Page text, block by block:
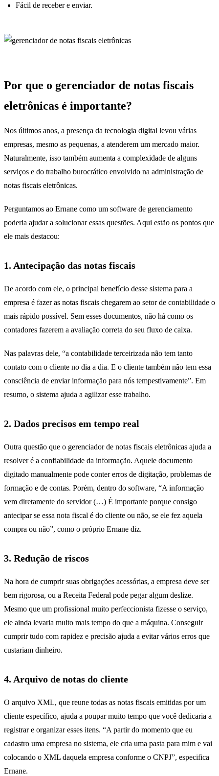
Fácil de receber e enviar.
Por que o gerenciador de notas fiscais
eletrônicas é importante?
Nos últimos anos, a presença da tecnologia digital levou várias
empresas, mesmo as pequenas, a atenderem um mercado maior.
Naturalmente, isso também aumenta a complexidade de alguns
serviços e do trabalho burocrático envolvido na administração de
notas fiscais eletrônicas.
Perguntamos ao Ernane como um software de gerenciamento
poderia ajudar a solucionar essas questões. Aqui estão os pontos que
ele mais destacou:
1. Antecipação das notas fiscais
De acordo com ele, o principal benefício desse sistema para a
empresa é fazer as notas fiscais chegarem ao setor de contabilidade o
mais rápido possível. Sem esses documentos, não há como os
contadores fazerem a avaliação correta do seu fluxo de caixa.
Nas palavras dele, “a contabilidade terceirizada não tem tanto
contato com o cliente no dia a dia. E o cliente também não tem essa
consciência de enviar informação para nós tempestivamente”. Em
resumo, o sistema ajuda a agilizar esse trabalho.
2. Dados precisos em tempo real
Outra questão que o gerenciador de notas fiscais eletrônicas ajuda a
resolver é a confiabilidade da informação. Aquele documento
digitado manualmente pode conter erros de digitação, problemas de
formação e de contas. Porém, dentro do software, “A informação
vem diretamente do servidor (…) É importante porque consigo
antecipar se essa nota fiscal é do cliente ou não, se ele fez aquela
compra ou não”, como o próprio Ernane diz.
3. Redução de riscos
Na hora de cumprir suas obrigações acessórias, a empresa deve ser
bem rigorosa, ou a Receita Federal pode pegar algum deslize.
Mesmo que um profissional muito perfeccionista fizesse o serviço,
ele ainda levaria muito mais tempo do que a máquina. Conseguir
cumprir tudo com rapidez e precisão ajuda a evitar vários erros que
custariam dinheiro.
4. Arquivo de notas do cliente
O arquivo XML, que reune todas as notas fiscais emitidas por um
cliente específico, ajuda a poupar muito tempo que você dedicaria a
registrar e organizar esses itens. “A partir do momento que eu
cadastro uma empresa no sistema, ele cria uma pasta para mim e vai
colocando o XML daquela empresa conforme o CNPJ”, especifica
Ernane.